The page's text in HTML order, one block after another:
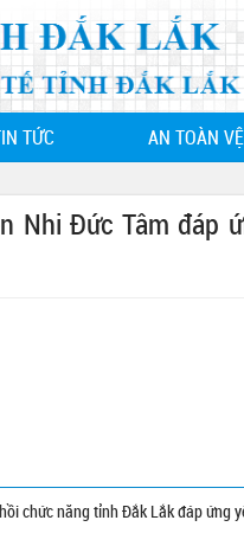
TỨC AN TOÀN
Nhi Đức Tâm đáp
chức năng tỉnh Đắk Lắk đáp ứng